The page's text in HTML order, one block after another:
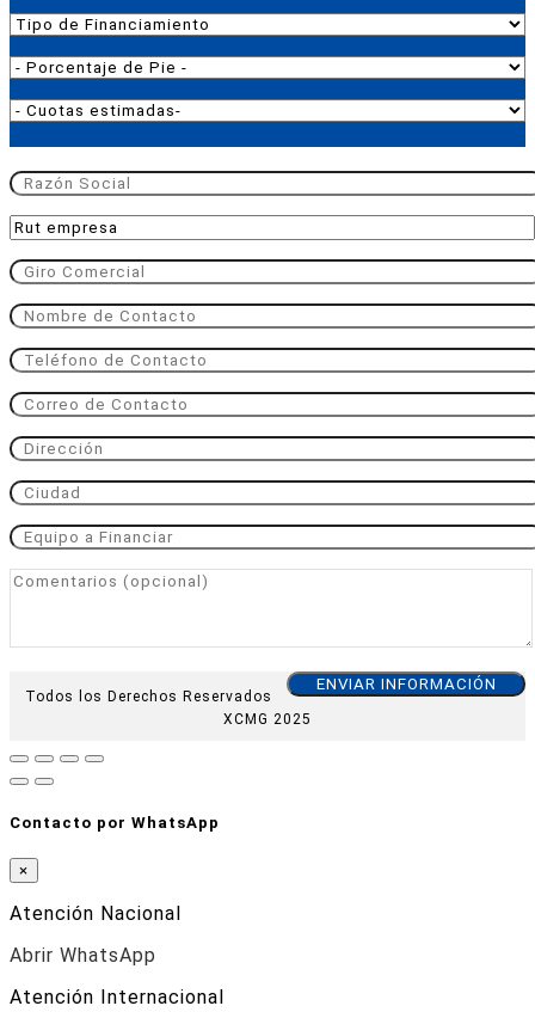
Todos los Derechos Reservados
XCMG 2025
Contacto por WhatsApp
×
Atención Nacional
Abrir WhatsApp
Atención Internacional